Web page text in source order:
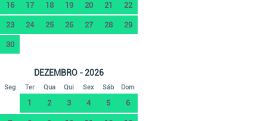
16 17 18 19 20 21 22
23 24 25 26 27 28 29
30
DEZEMBRO - 2026
Seg Ter Qua Qui Sex Sáb Dom
1 2 3 4 5 6